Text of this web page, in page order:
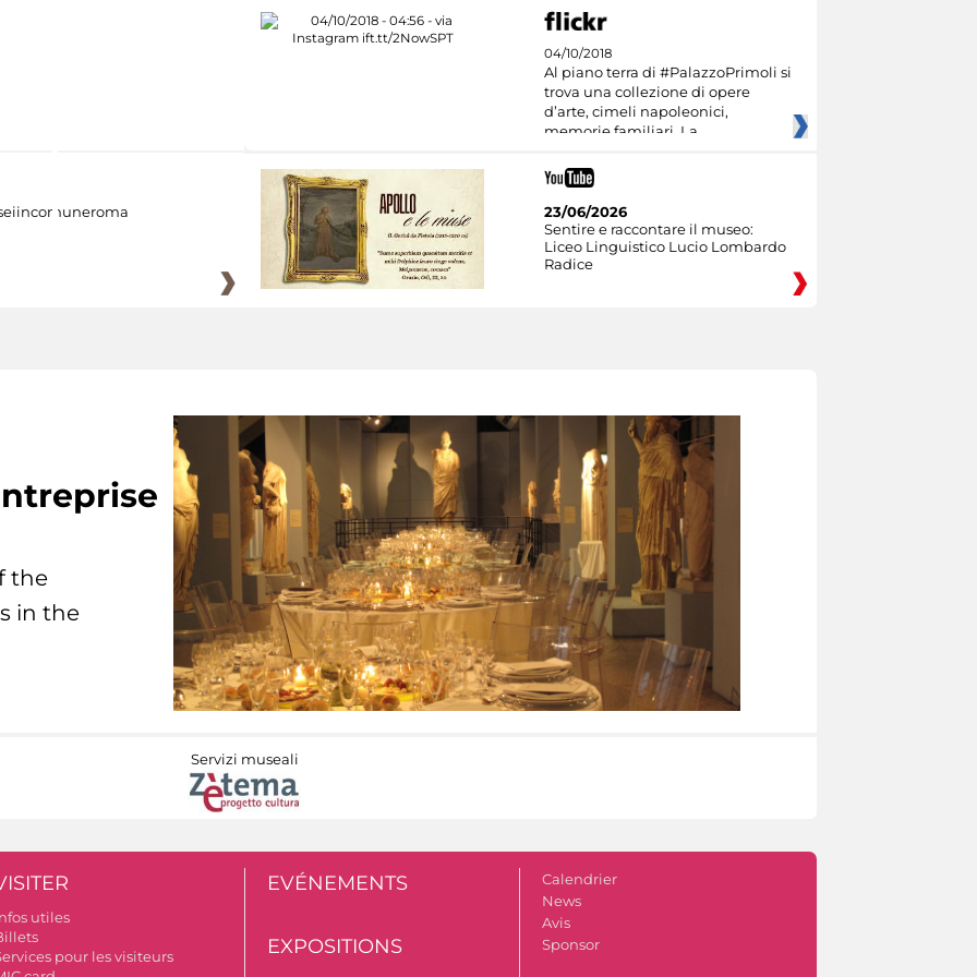
04/10/2018
Al piano terra di #PalazzoPrimoli si
trova una collezione di opere
d’arte, cimeli napoleonici,
memorie familiari. La
23/06/2026
Sentire e raccontare il museo:
Liceo Linguistico Lucio Lombardo
Radice
the
in the
Servizi museali
utiles
pour les visiteurs
EVÉNEMENTS
EXPOSITIONS
Calendrier
News
Avis
Sponsor